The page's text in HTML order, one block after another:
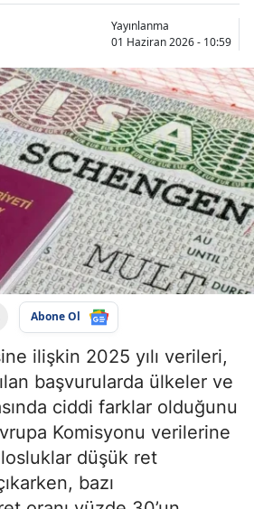
Yayınlanma
01 Haziran 2026 - 10:59
Abone Ol
ilişkin 2025 yılı verileri,
başvurularda ülkeler ve
ciddi farklar olduğunu
Komisyonu verilerine
düşük ret
bazı